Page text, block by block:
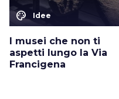
color_lens Idee
I musei che non ti
aspetti lungo la Via
Francigena